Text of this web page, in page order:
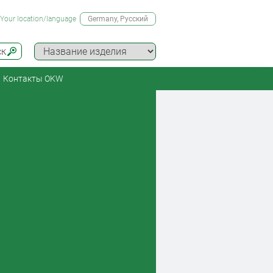
Your location/language Germany, Русский
Контакты OKW